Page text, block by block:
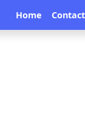
Home